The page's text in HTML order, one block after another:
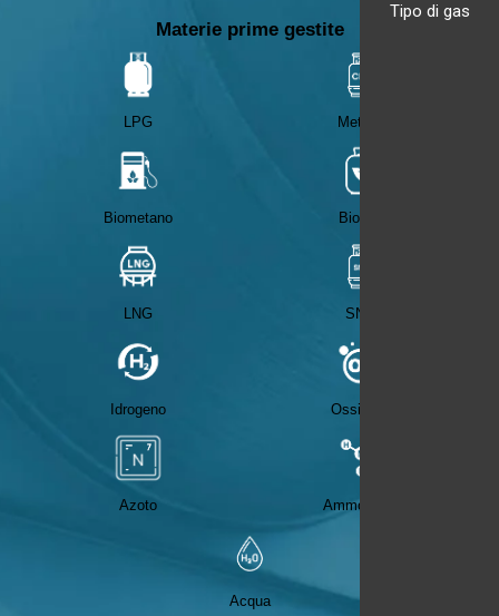
Materie prime gestite
LPG Metano
Biometano Biogas
LNG SNG
Idrogeno Ossigeno
Azoto Ammoniaca
Acqua
Tipo di gas